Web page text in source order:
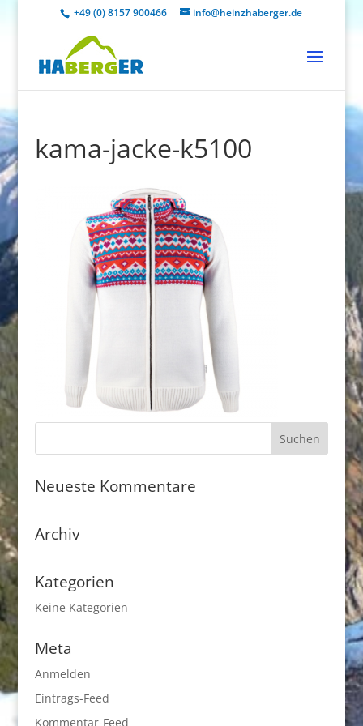
+49 (0) 8157 900466 info@heinzhaberger.de
kama-jacke-k5100
Neueste Kommentare
Archiv
Kategorien
Keine Kategorien
Meta
Anmelden
Eintrags-Feed
Kommentar-Feed